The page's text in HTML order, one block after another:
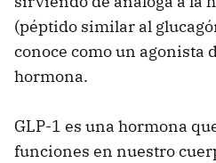
(péptido similar al
conoce como un agonista
hormona.
GLP-1 es una hormona
funciones en nuestro